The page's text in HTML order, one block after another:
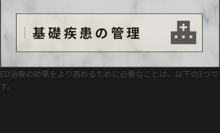
ED治療の効果をより高めるために必要なことは、以下の3つで
す。